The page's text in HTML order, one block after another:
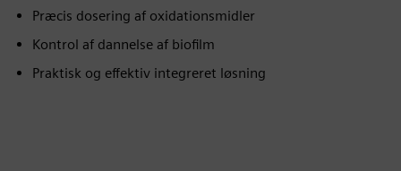
Præcis dosering af oxidationsmidler
Kontrol af dannelse af biofilm
Praktisk og effektiv integreret løsning